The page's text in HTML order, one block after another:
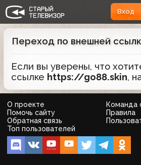
Вход
Переход по внешней
Если вы уверены, что
ссылке https://go88.skin,
О проекте
Команда
Помочь сайту
Правила
Обратная связь
Топ пользователей